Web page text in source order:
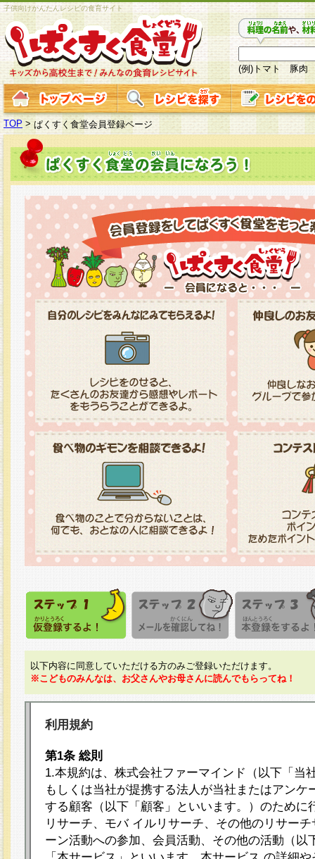
子供向けかんたんレシピの食育サイト
(例)トマト 豚肉
TOP > ぱくすく食堂会員登録ページ
以下内容に同意していただける方のみご登録いただけます。
※こどものみんなは、お父さんやお母さんに読んでもらってね！
利用規約
第1条 総則
1.本規約は、株式会社ファーマインド（以下「当
もしくは当社が提携する法人が当社またはアンケ
する顧客（以下「顧客」といいます。）のために
リサーチ、モバ イルリサーチ、その他のリサー
ーン活動への参加、会員活動、その他の活動（以